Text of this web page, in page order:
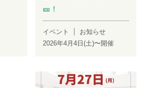
🎫！
イベント
お知らせ
2026年4月4日(土)〜開催